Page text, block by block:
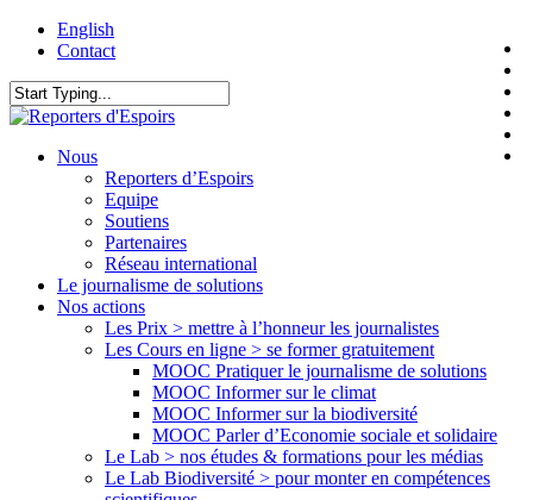
Skip
content
English
Contact
Close
search
Menu
Nous
Reporters d’Espoirs
Equipe
Soutiens
Partenaires
Réseau international
Le journalisme de solutions
Nos actions
Les Prix > mettre à l’honneur les journalistes
Les Cours en ligne > se former gratuitement
MOOC Pratiquer le journalisme de solutions
MOOC Informer sur le climat
MOOC Informer sur la biodiversité
MOOC Parler d’Economie sociale et solidaire
Le Lab > nos études & formations pour les médias
Le Lab Biodiversité > pour monter en compétences